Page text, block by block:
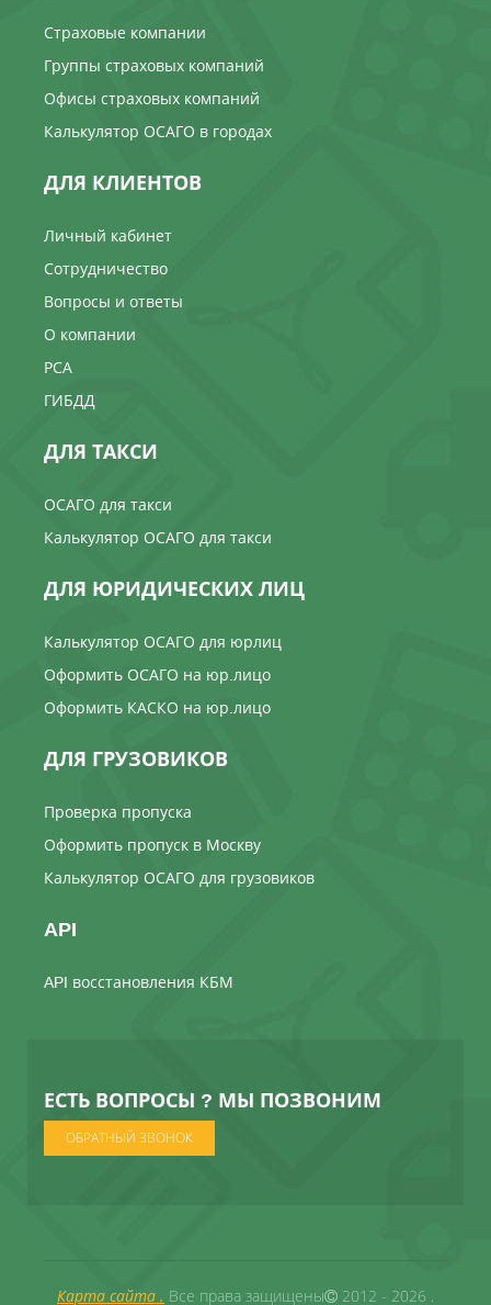
Страховые компании
Группы страховых компаний
Офисы страховых компаний
Калькулятор ОСАГО в городах
ДЛЯ КЛИЕНТОВ
Личный кабинет
Сотрудничество
Вопросы и ответы
О компании
РСА
ГИБДД
ДЛЯ ТАКСИ
ОСАГО для такси
Калькулятор ОСАГО для такси
ДЛЯ ЮРИДИЧЕСКИХ ЛИЦ
Калькулятор ОСАГО для юрлиц
Оформить ОСАГО на юр.лицо
Оформить КАСКО на юр.лицо
ДЛЯ ГРУЗОВИКОВ
Проверка пропуска
Оформить пропуск в Москву
Калькулятор ОСАГО для грузовиков
API
API восстановления КБМ
ЕСТЬ ВОПРОСЫ ? МЫ ПОЗВОНИМ
ОБРАТНЫЙ ЗВОНОК
Карта сайта . Все права защищены 2012 - 2026 .